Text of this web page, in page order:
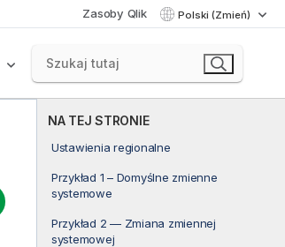
Zasoby Qlik Polski (Zmień)
NA TEJ STRONIE
Ustawienia regionalne
Przykład 1 – Domyślne zmienne
systemowe
Przykład 2 — Zmiana zmiennej
systemowej